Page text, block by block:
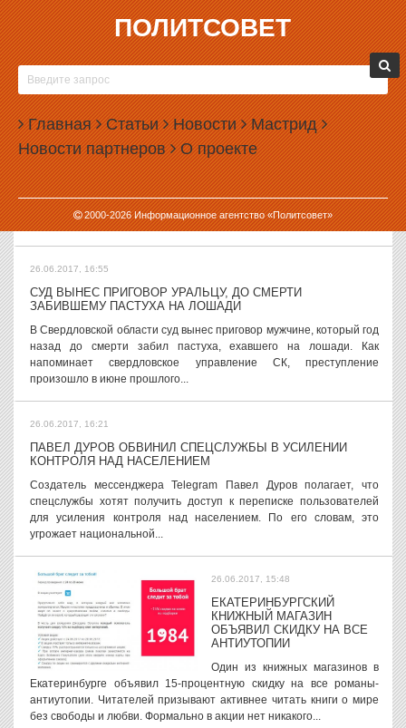
ПОЛИТСОВЕТ
Главная Статьи Новости Мастрид
Новости партнеров О проекте
2000-2026Информационное агентство «Политсовет»
26.06.2017, 17:54
КРИТИКУ ПО СНЕСЕННОЙ
УСПЕНСКОЙ ЦЕРКВИ В
ЕКАТЕРИНБУРГЕ
Управление по охране
культурного наследия
Свердловской области не
согласилось ни с одним критическим отзывом на проект
«реконструкции» Успенской церкви — одного из старейших
каменных зданий...
26.06.2017, 16:55
СУД ВЫНЕС ПРИГОВОР УРАЛЬЦУ, ДО СМЕРТИ
ЗАБИВШЕМУ ПАСТУХА НА ЛОШАДИ
В Свердловской области суд вынес приговор мужчине, который год
назад до смерти забил пастуха, ехавшего на лошади. Как
напоминает свердловское управление СК, преступление
произошло в июне прошлого...
26.06.2017, 16:21
ПАВЕЛ ДУРОВ ОБВИНИЛ СПЕЦСЛУЖБЫ В УСИЛЕНИИ
КОНТРОЛЯ НАД НАСЕЛЕНИЕМ
Создатель мессенджера Telegram Павел Дуров полагает, что
спецслужбы хотят получить доступ к переписке пользователей
для усиления контроля над населением. По его словам, это
угрожает национальной...
26.06.2017, 15:48
ЕКАТЕРИНБУРГСКИЙ
КНИЖНЫЙ МАГАЗИН
ОБЪЯВИЛ СКИДКУ НА ВСЕ
АНТИУТОПИИ
Один из книжных магазинов в
Екатеринбурге объявил 15-процентную скидку на все романы-
антиутопии. Читателей призывают активнее читать книги о мире
без свободы и любви. Формально в акции нет никакого...